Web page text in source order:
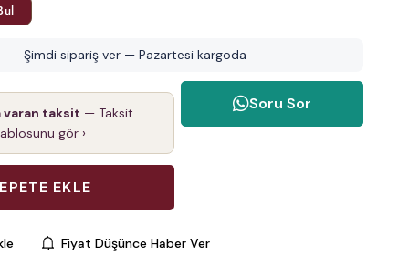
Şimdi sipariş ver — Pazartesi kargoda
varan taksit — Taksit
gör ›
Soru Sor
Fiyat Düşünce Haber Ver